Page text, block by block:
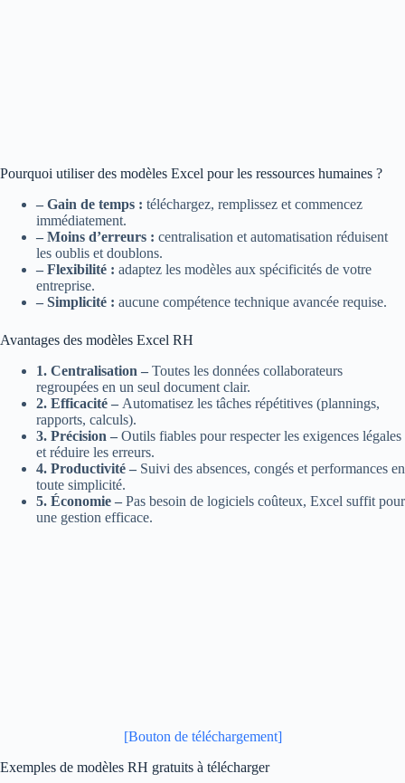
Pourquoi utiliser des modèles Excel pour les ressources humaines ?
– Gain de temps : téléchargez, remplissez et commencez
immédiatement.
– Moins d’erreurs : centralisation et automatisation réduisent
les oublis et doublons.
– Flexibilité : adaptez les modèles aux spécificités de votre
entreprise.
– Simplicité : aucune compétence technique avancée requise.
Avantages des modèles Excel RH
1. Centralisation – Toutes les données collaborateurs
regroupées en un seul document clair.
2. Efficacité – Automatisez les tâches répétitives (plannings,
rapports, calculs).
3. Précision – Outils fiables pour respecter les exigences légales
et réduire les erreurs.
4. Productivité – Suivi des absences, congés et performances en
toute simplicité.
5. Économie – Pas besoin de logiciels coûteux, Excel suffit pour
une gestion efficace.
[Bouton de téléchargement]
Exemples de modèles RH gratuits à télécharger